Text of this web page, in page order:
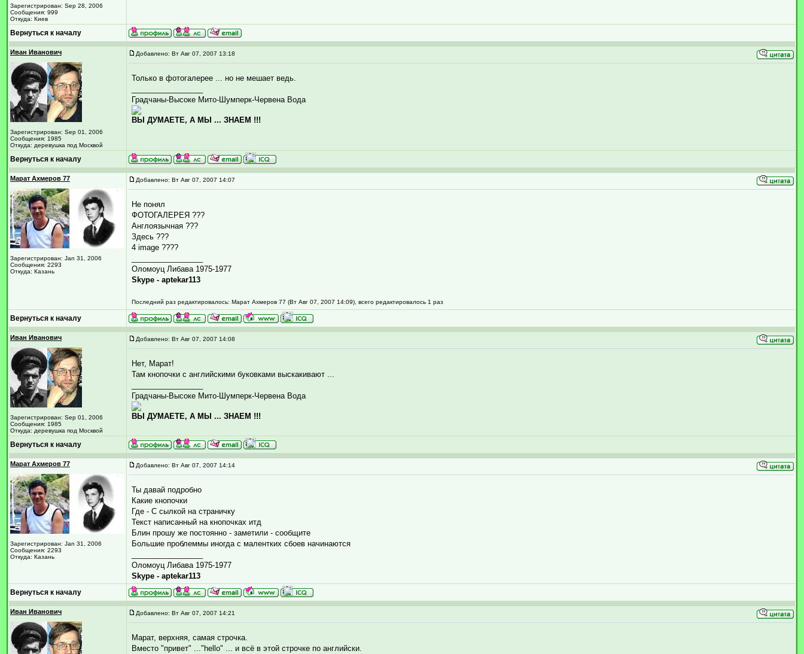
Зарегистрирован: Sep 28, 2006
Сообщения: 999
Откуда: Киев
Вернуться к началу
Иван Иванович
Зарегистрирован: Sep 01, 2006
Сообщения: 1985
Откуда: деревушка под Москвой
Добавлено: Вт Авг 07, 2007 13:18
Только в фотогалерее ... но не мешает ведь.
Градчаны-Высоке Мито-Шумперк-Червена Вода
ВЫ ДУМАЕТЕ, А МЫ ... ЗНАЕМ !!!
Вернуться к началу
Марат Ахмеров 77
Зарегистрирован: Jan 31, 2006
Сообщения: 2293
Откуда: Казань
Добавлено: Вт Авг 07, 2007 14:07
Не понял
ФОТОГАЛЕРЕЯ ???
Англоязычная ???
Здесь ???
4 image ????
Оломоуц Либава 1975-1977
Skype - aptekar113
Последний раз редактировалось: Марат Ахмеров 77 (Вт Авг 07, 2007 14:09), всего редактировалось 1 раз
Вернуться к началу
Иван Иванович
Зарегистрирован: Sep 01, 2006
Сообщения: 1985
Откуда: деревушка под Москвой
Добавлено: Вт Авг 07, 2007 14:08
Нет, Марат!
Там кнопочки с английскими буковками выскакивают ...
Градчаны-Высоке Мито-Шумперк-Червена Вода
ВЫ ДУМАЕТЕ, А МЫ ... ЗНАЕМ !!!
Вернуться к началу
Марат Ахмеров 77
Зарегистрирован: Jan 31, 2006
Сообщения: 2293
Откуда: Казань
Добавлено: Вт Авг 07, 2007 14:14
Ты давай подробно
Какие кнопочки
Где - С сылкой на страничку
Текст написанный на кнопочках итд
Блин прошу же постоянно - заметили - сообщите
Большие проблеммы иногда с малентких сбоев начинаются
Оломоуц Либава 1975-1977
Skype - aptekar113
Вернуться к началу
Иван Иванович Добавлено: Вт Авг 07, 2007 14:21
Марат, верхняя, самая строчка.
Вместо "привет" ..."hello" ... и всё в этой строчке по английски.